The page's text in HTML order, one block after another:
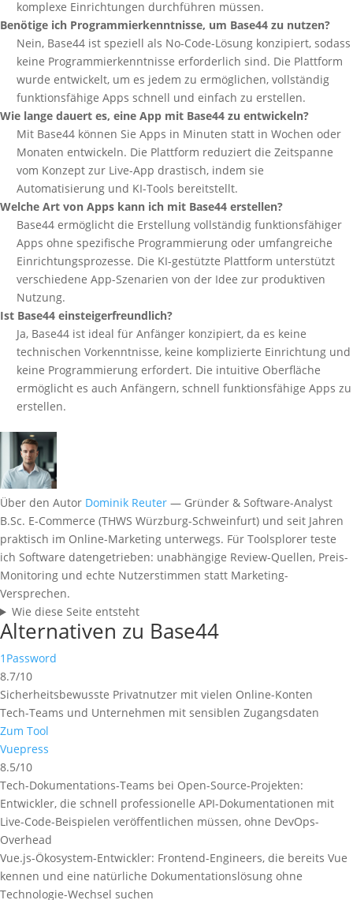
komplexe Einrichtungen durchführen müssen.
Benötige ich Programmierkenntnisse, um Base44 zu nutzen?
Nein, Base44 ist speziell als No-Code-Lösung konzipiert, sodass
keine Programmierkenntnisse erforderlich sind. Die Plattform
wurde entwickelt, um es jedem zu ermöglichen, vollständig
funktionsfähige Apps schnell und einfach zu erstellen.
Wie lange dauert es, eine App mit Base44 zu entwickeln?
Mit Base44 können Sie Apps in Minuten statt in Wochen oder
Monaten entwickeln. Die Plattform reduziert die Zeitspanne
vom Konzept zur Live-App drastisch, indem sie
Automatisierung und KI-Tools bereitstellt.
Welche Art von Apps kann ich mit Base44 erstellen?
Base44 ermöglicht die Erstellung vollständig funktionsfähiger
Apps ohne spezifische Programmierung oder umfangreiche
Einrichtungsprozesse. Die KI-gestützte Plattform unterstützt
verschiedene App-Szenarien von der Idee zur produktiven
Nutzung.
Ist Base44 einsteigerfreundlich?
Ja, Base44 ist ideal für Anfänger konzipiert, da es keine
technischen Vorkenntnisse, keine komplizierte Einrichtung und
keine Programmierung erfordert. Die intuitive Oberfläche
ermöglicht es auch Anfängern, schnell funktionsfähige Apps zu
erstellen.
Über den Autor Dominik Reuter — Gründer & Software-Analyst
B.Sc. E-Commerce (THWS Würzburg-Schweinfurt) und seit Jahren
praktisch im Online-Marketing unterwegs. Für Toolsplorer teste
ich Software datengetrieben: unabhängige Review-Quellen, Preis-
Monitoring und echte Nutzerstimmen statt Marketing-
Versprechen.
Wie diese Seite entsteht
Alternativen zu Base44
1Password
8.7/10
Sicherheitsbewusste Privatnutzer mit vielen Online-Konten
Tech-Teams und Unternehmen mit sensiblen Zugangsdaten
Zum Tool
Vuepress
8.5/10
Tech-Dokumentations-Teams bei Open-Source-Projekten:
Entwickler, die schnell professionelle API-Dokumentationen mit
Live-Code-Beispielen veröffentlichen müssen, ohne DevOps-
Overhead
Vue.js-Ökosystem-Entwickler: Frontend-Engineers, die bereits Vue
kennen und eine natürliche Dokumentationslösung ohne
Technologie-Wechsel suchen